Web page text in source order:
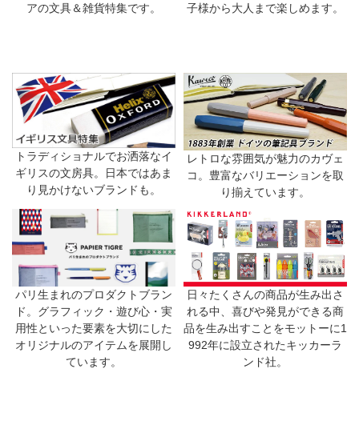
アの文具＆雑貨特集です。
子様から大人まで楽しめます。
トラディショナルでお洒落なイ
ギリスの文房具。日本ではあま
り見かけないブランドも。
レトロな雰囲気が魅力のカヴェ
コ。豊富なバリエーションを取
り揃えています。
パリ生まれのプロダクトブラン
ド。グラフィック・遊び心・実
用性といった要素を大切にした
オリジナルのアイテムを展開し
ています。
日々たくさんの商品が生み出さ
れる中、喜びや発見ができる商
品を生み出すことをモットーに1
992年に設立されたキッカーラ
ンド社。